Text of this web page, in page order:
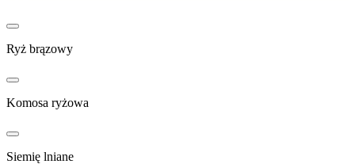
Ryż brązowy
Komosa ryżowa
Siemię lniane